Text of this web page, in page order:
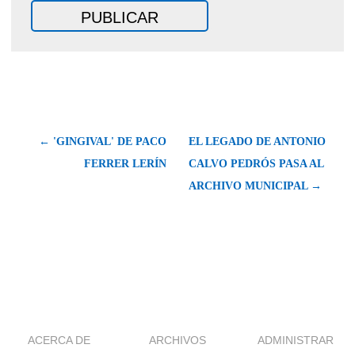
← 'GINGIVAL' DE PACO
FERRER LERÍN
EL LEGADO DE ANTONIO
CALVO PEDRÓS PASA AL
ARCHIVO MUNICIPAL →
ACERCA DE ARCHIVOS ADMINISTRAR